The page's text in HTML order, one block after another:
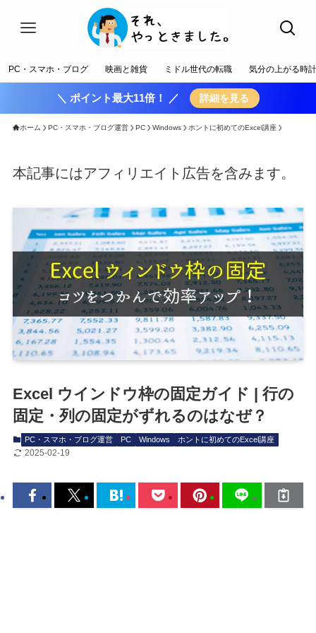
PC・スマホ・ブログ 映画と雑貨 ミドル世代の転職 気分の上がる時計
＼ ポイント最大11倍！ ／ 詳細を見る
ホーム PC・スマホ・ブログ運営 PC Windows ホントに初めてのExcel講座
本記事にはアフィリエイト広告を含みます。
Excel ウインドウ枠の固定ガイド | 行の
固定・列の固定がずれるのはなぜ？
PC・スマホ・ブログ運営 PC Windows ホントに初めてのExcel講座
2025-02-19